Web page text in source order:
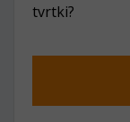
tvrtki?